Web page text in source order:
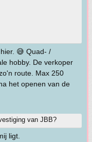
😅 Quad- /
hobby. De verkoper
route. Max 250
het openen van de
van JBB?
ligt.